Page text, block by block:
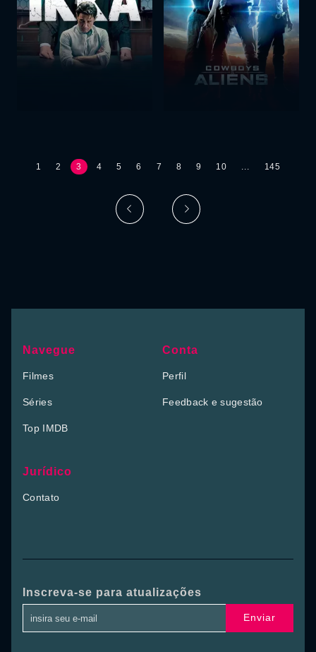
1 2 3 4 5 6 7 8 9 10 145
Navegue
Filmes
Séries
Top IMDB
Conta
Perfil
Feedback e sugestão
Jurídico
Contato
Inscreva-se para atualizações
Enviar